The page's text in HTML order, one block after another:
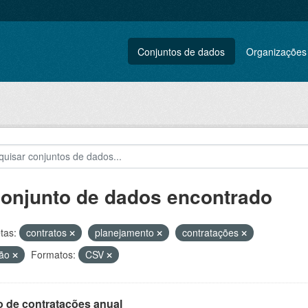
Conjuntos de dados Organizações
de dados encontrado
contratos planejamento
contratações
Formatos: CSV
de contratações anual